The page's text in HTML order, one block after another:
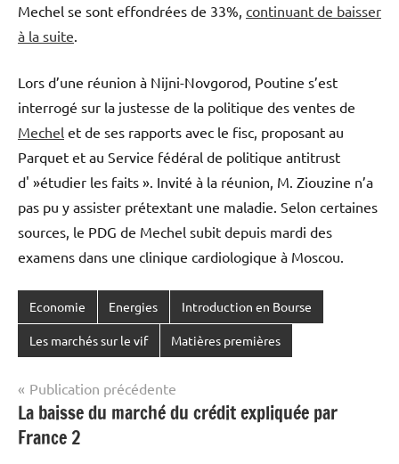
Mechel se sont effondrées de 33%, continuant de baisser
à la suite
Lors d’une réunion à Nijni-Novgorod, Poutine s’est
interrogé sur la justesse de la politique des ventes de
Mechel et de ses rapports avec le fisc, proposant au
Parquet et au Service fédéral de politique antitrust
d' »étudier les faits ». Invité à la réunion, M. Ziouzine n’a
pas pu y assister prétextant une maladie. Selon certaines
sources, le PDG de Mechel subit depuis mardi des
examens dans une clinique cardiologique à Moscou.
Economie Energies Introduction en Bourse
Les marchés sur le vif Matières premières
Navigation
de
l’article
Publication précédente
La baisse du marché du crédit expliquée par
France 2